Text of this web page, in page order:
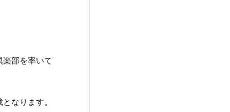
部を率いて
なります。